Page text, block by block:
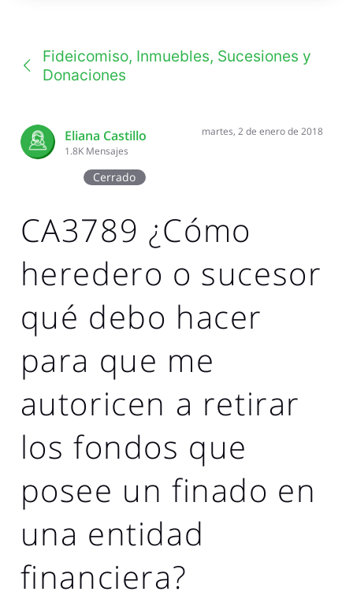
Fideicomiso, Inmuebles, Sucesiones y
Donaciones
Eliana Castillo
1.8K Mensajes
martes, 2 de enero de 2018
Cerrado
CA3789 ¿Cómo
heredero o sucesor
qué debo hacer
para que me
autoricen a retirar
los fondos que
posee un finado en
una entidad
financiera?